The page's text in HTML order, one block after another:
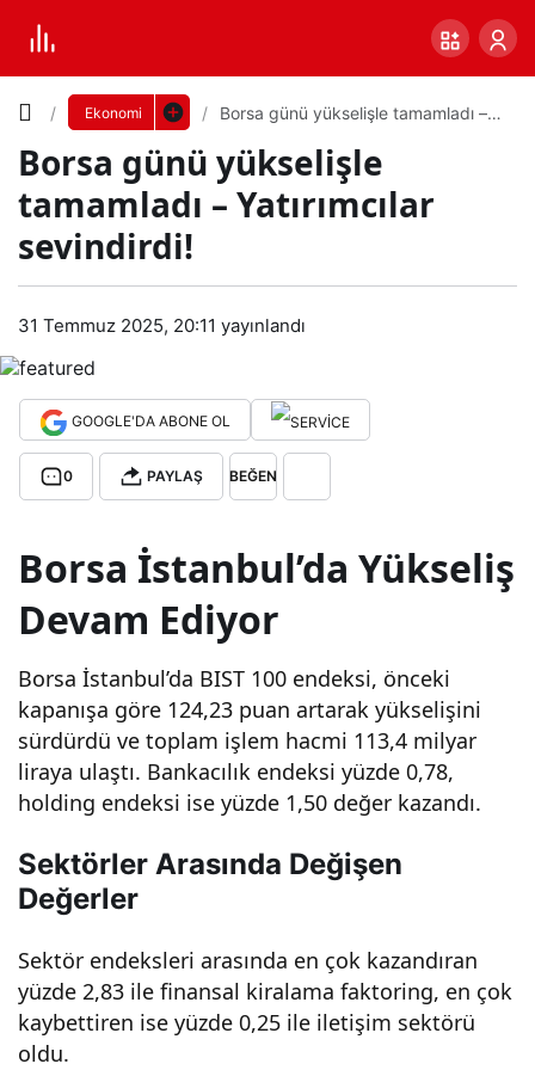
Ekonomi
Borsa günü yükselişle tamamladı –
Borsa günü yükselişle
tamamladı – Yatırımcılar
sevindirdi!
31 Temmuz 2025, 20:11 yayınlandı
GOOGLE'DA ABONE OL
0 PAYLAŞ BEĞEN
Borsa İstanbul’da Yükseliş
Devam Ediyor
Borsa İstanbul’da BIST 100 endeksi, önceki
kapanışa göre 124,23 puan artarak yükselişini
sürdürdü ve toplam işlem hacmi 113,4 milyar
liraya ulaştı. Bankacılık endeksi yüzde 0,78,
holding endeksi ise yüzde 1,50 değer kazandı.
Sektörler Arasında Değişen
Değerler
Sektör endeksleri arasında en çok kazandıran
yüzde 2,83 ile finansal kiralama faktoring, en çok
kaybettiren ise yüzde 0,25 ile iletişim sektörü
oldu.
Bor
gün
ü
seli
şle
tam
aml
–
Yatı
rımc
Yazı
Boyutunu
Ayarla
Varsayılana
0 PAYLAŞ